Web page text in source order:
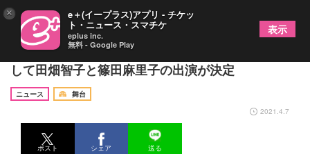
黒澤明作品の舞台化『醉いどれ天使』新キャストと
して田畑智子と篠田麻里子の出演が決定
ニュース
舞台
2021.4.7
ポスト シェア 送る
× e＋(イープラス)アプリ - チケッ
ト・ニュース・スマチケ
eplus inc.
無料 - Google Play
表示